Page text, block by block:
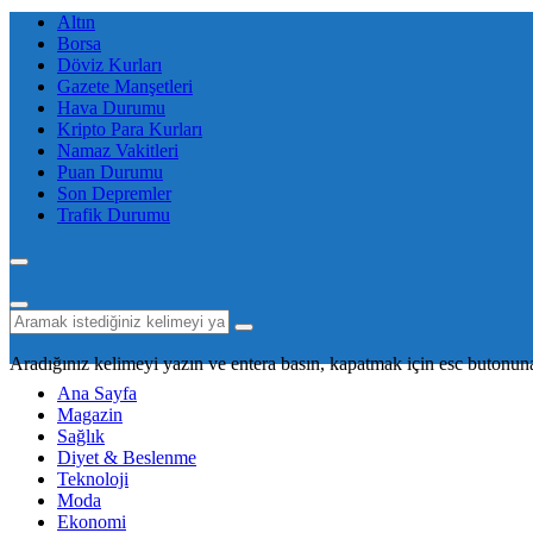
Altın
Borsa
Döviz Kurları
Gazete Manşetleri
Hava Durumu
Kripto Para Kurları
Namaz Vakitleri
Puan Durumu
Son Depremler
Trafik Durumu
Aradığınız kelimeyi yazın ve entera basın, kapatmak için esc
Ana Sayfa
Magazin
Sağlık
Diyet & Beslenme
Teknoloji
Moda
Ekonomi